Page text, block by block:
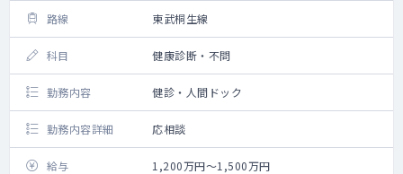
路線 東武桐生線
科目 健康診断・不問
勤務内容 健診・人間ドック
勤務内容詳細 応相談
給与 1,200万円～1,500万円